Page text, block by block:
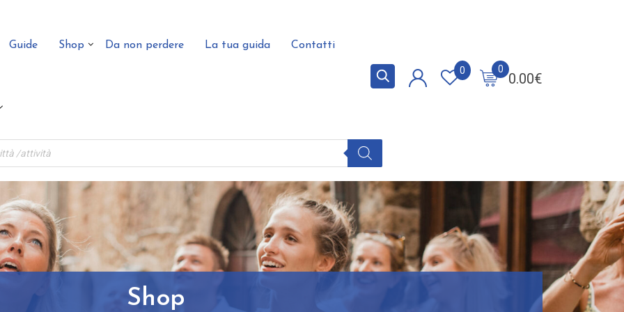
Guide Shop Da non perdere La tua guida Contatti
0.00€
0
0
Shop